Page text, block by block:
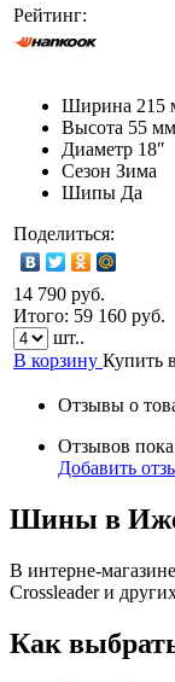
Рейтинг:
Ширина 215
Высота 55 мм
Диаметр 18″
Сезон Зима
Шипы Да
Поделиться:
14 790 руб.
Итого: 59 160 руб.
шт..
В корзину Купить
Отзывы о
Отзывов
Добавить
Шины в
В интерне-
Crossleader и
Как